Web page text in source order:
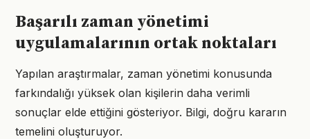
Başarılı zaman yönetimi
uygulamalarının ortak noktaları
Yapılan araştırmalar, zaman yönetimi konusunda
farkındalığı yüksek olan kişilerin daha verimli
sonuçlar elde ettiğini gösteriyor. Bilgi, doğru kararın
temelini oluşturuyor.